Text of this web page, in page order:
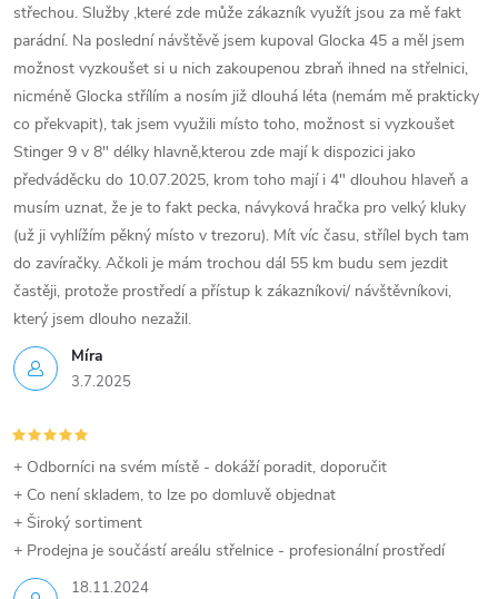
Míra
3.7.2025
střechou. Služby ,které zde může zákazník využít jsou za mě fakt
parádní. Na poslední návštěvě jsem kupoval Glocka 45 a měl jsem
možnost vyzkoušet si u nich zakoupenou zbraň ihned na střelnici,
nicméně Glocka střílím a nosím již dlouhá léta (nemám mě prakticky
co překvapit), tak jsem využili místo toho, možnost si vyzkoušet
Stinger 9 v 8" délky hlavně,kterou zde mají k dispozici jako
předváděcku do 10.07.2025, krom toho mají i 4" dlouhou hlaveň a
musím uznat, že je to fakt pecka, návyková hračka pro velký kluky
(už ji vyhlížím pěkný místo v trezoru). Mít víc času, střílel bych tam
do zavíračky. Ačkoli je mám trochou dál 55 km budu sem jezdit
častěji, protože prostředí a přístup k zákazníkovi/ návštěvníkovi,
který jsem dlouho nezažil.
18.11.2024
+ Odborníci na svém místě - dokáží poradit, doporučit
+ Co není skladem, to lze po domluvě objednat
+ Široký sortiment
+ Prodejna je součástí areálu střelnice - profesionální prostředí